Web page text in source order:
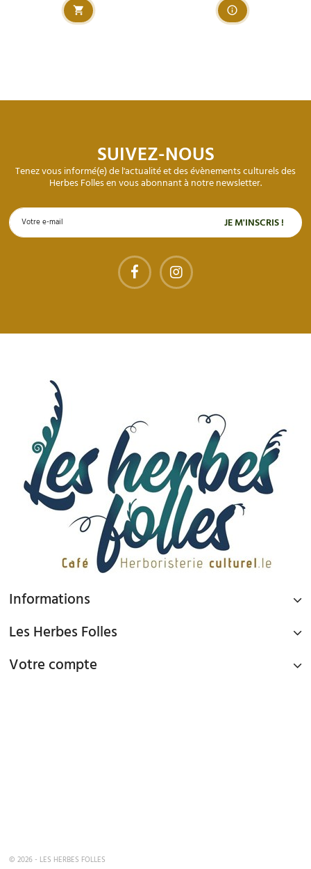
SUIVEZ-NOUS
Tenez vous informé(e) de l'actualité et des évènements culturels des
Herbes Folles en vous abonnant à notre newsletter.
Informations
Les Herbes Folles
Votre compte
© 2026 - LES HERBES FOLLES